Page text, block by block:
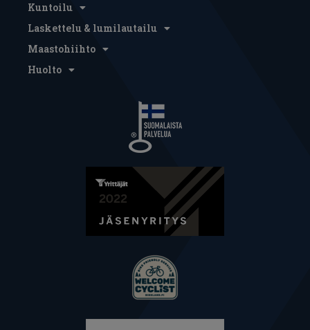
Kuntoilu
Laskettelu & lumilautailu
Maastohiihto
Huolto